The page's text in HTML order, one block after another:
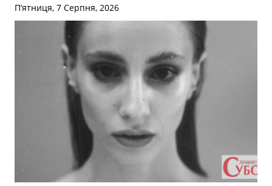
П’ятниця, 7 Серпня, 2026